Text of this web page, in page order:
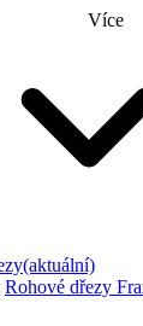
Více
(aktuální)
Rohové dřezy